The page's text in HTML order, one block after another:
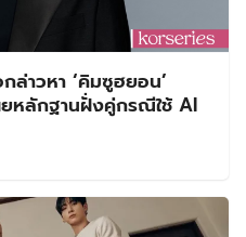
าวหา ‘คิมซูฮยอน’
ยหลักฐานฝั่งคู่กรณีใช้ AI